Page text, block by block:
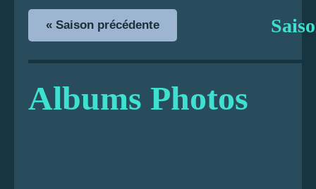
t de France
Doublettes
CA - Nice
« Saison précédente
Albums Photos